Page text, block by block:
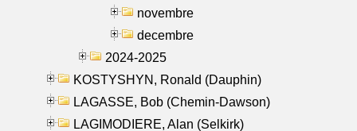
novembre
decembre
2024-2025
KOSTYSHYN, Ronald (Dauphin)
LAGASSE, Bob (Chemin-Dawson)
LAGIMODIERE, Alan (Selkirk)